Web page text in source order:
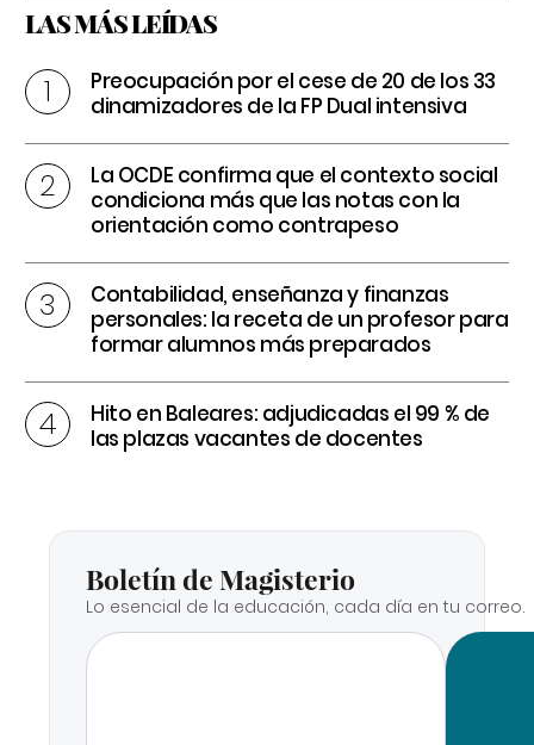
LAS MÁS LEÍDAS
Preocupación por el cese de 20 de los 33
dinamizadores de la FP Dual intensiva
La OCDE confirma que el contexto social
condiciona más que las notas con la
orientación como contrapeso
Contabilidad, enseñanza y finanzas
personales: la receta de un profesor para
formar alumnos más preparados
Hito en Baleares: adjudicadas el 99 % de
las plazas vacantes de docentes
Boletín de Magisterio
Lo esencial de la educación, cada día en tu correo.